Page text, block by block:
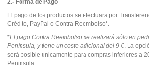
2.- Forma de Pago
El pago de los productos se efectuará por
Crédito, PayPal o Contra Reembolso*.
*El pago Contra Reembolso se realizará sólo en
Península, y tiene un coste adicional del 9 €. La
será posible únicamente para compras inferiores a
Peninsula.